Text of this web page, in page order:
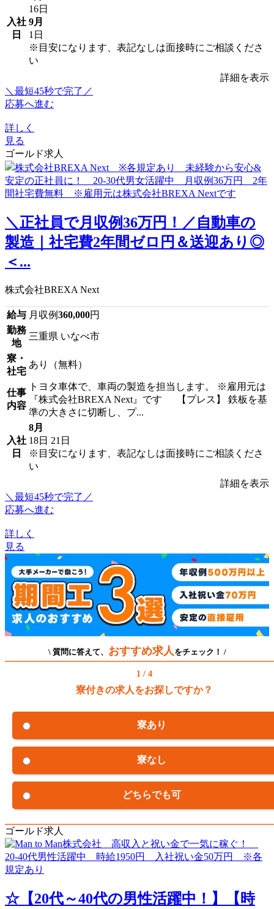
入社
日
16日
9月
1日
※目安になります、表記なしは面接時にご相談くださ
い
詳細を表示
＼最短45秒で完了／
応募へ進む
詳しく
見る
ゴールド求人
＼正社員で月収例36万円！／自動車の
製造｜社宅費2年間ゼロ円＆送迎あり◎
＜...
株式会社BREXA Next
給与 月収例360,000円
勤務
地
三重県 いなべ市
寮・
社宅
あり（無料）
仕事
内容
トヨタ車体で、車両の製造を担当します。 ※雇用元は
『株式会社BREXA Next』です 【プレス】 鉄板を基
準の大きさに切断し、プ...
入社
日
8月
18日 21日
※目安になります、表記なしは面接時にご相談くださ
い
詳細を表示
＼最短45秒で完了／
応募へ進む
詳しく
見る
\ 質問に答えて、 おすすめ求人 をチェック！ /
1 / 4
寮付きの求人をお探しですか？
寮あり
寮なし
どちらでも可
ゴールド求人
☆【20代～40代の男性活躍中！】【時